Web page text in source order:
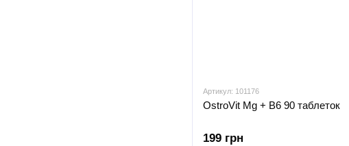
Артикул: 101176
OstroVit Mg + B6 90 таблеток
199 грн